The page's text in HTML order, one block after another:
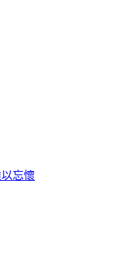
忘懷